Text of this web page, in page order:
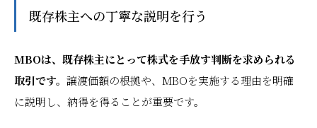
既存株主への丁寧な説明を行う
MBOは、既存株主にとって株式を手放す判断を求められる
取引です。 譲渡価額の根拠や、MBOを実施する理由を明確
に説明し、納得を得ることが重要です。